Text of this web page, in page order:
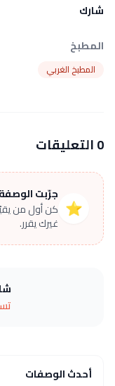
شارك
المطبخ
المطبخ الغربي
0 التعليقات
⭐
جرّبت
كن أول من
غيرك يقرر.
أحدث الوصفات